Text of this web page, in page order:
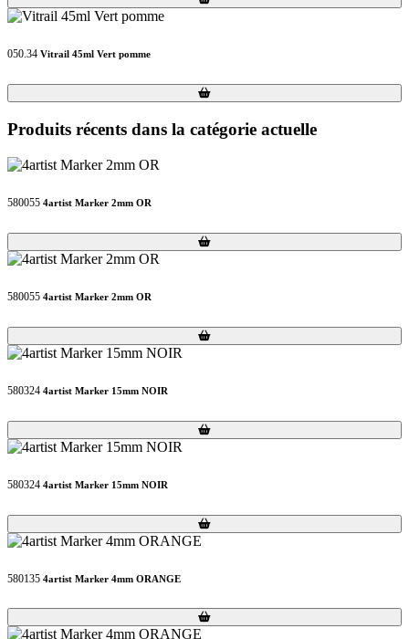
050.34 Vitrail 45ml Vert pomme
Loading...
Loading...
Produits récents dans la catégorie actuelle
580055 4artist Marker 2mm OR
Loading...
Loading...
580055 4artist Marker 2mm OR
Loading...
Loading...
580324 4artist Marker 15mm NOIR
Loading...
Loading...
580324 4artist Marker 15mm NOIR
Loading...
Loading...
580135 4artist Marker 4mm ORANGE
Loading...
Loading...